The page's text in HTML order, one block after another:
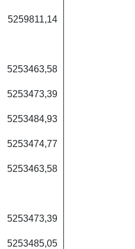
5259811,14
5253463,58
5253473,39
5253484,93
5253474,77
5253463,58
5253473,39
5253485,05